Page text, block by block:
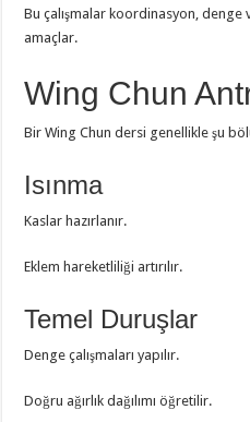
Bu çalışmalar koordinasyon,
amaçlar.
Wing Chun
Bir Wing Chun dersi genellikle şu
Isınma
Kaslar hazırlanır.
Eklem hareketliliği artırılır.
Temel Duruşlar
Denge çalışmaları yapılır.
Doğru ağırlık dağılımı öğretilir.